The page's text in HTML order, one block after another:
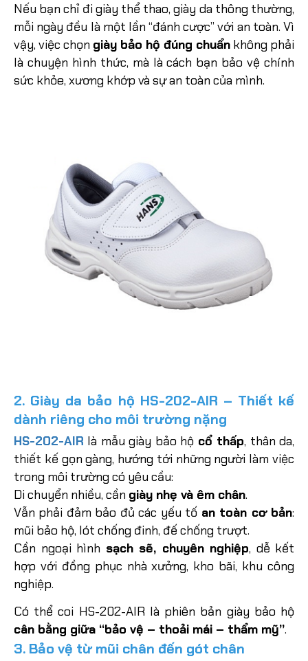
Nếu bạn chỉ đi giày thể thao, giày da thông thường,
mỗi ngày đều là một lần “đánh cược” với an toàn. Vì
vậy, việc chọn giày bảo hộ đúng chuẩn không phải
là chuyện hình thức, mà là cách bạn bảo vệ chính
sức khỏe, xương khớp và sự an toàn của mình.
2. Giày da bảo hộ HS-202-AIR – Thiết kế
dành riêng cho môi trường nặng
HS-202-AIR là mẫu giày bảo hộ cổ thấp, thân da,
thiết kế gọn gàng, hướng tới những người làm việc
trong môi trường có yêu cầu:
Di chuyển nhiều, cần giày nhẹ và êm chân.
Vẫn phải đảm bảo đủ các yếu tố an toàn cơ bản:
mũi bảo hộ, lót chống đinh, đế chống trượt.
Cần ngoại hình sạch sẽ, chuyên nghiệp, dễ kết
hợp với đồng phục nhà xưởng, kho bãi, khu công
nghiệp.
Có thể coi HS-202-AIR là phiên bản giày bảo hộ
cân bằng giữa “bảo vệ – thoải mái – thẩm mỹ”.
3. Bảo vệ từ mũi chân đến gót chân